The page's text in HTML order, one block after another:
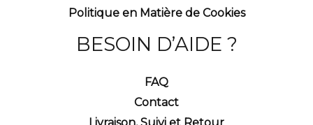
Politique en Matière de Cookies
BESOIN D’AIDE ?
FAQ
Contact